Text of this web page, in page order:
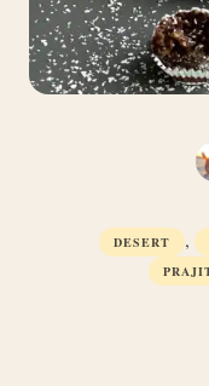
DESERT ,